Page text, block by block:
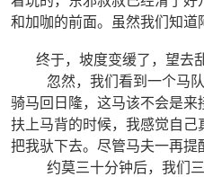
和加咖的前面。虽然我们知
终于，坡度变缓了，望去
忽然，我们看到一个马
骑马回日隆，这马该不会是
扶上马背的时候，我感觉自
把我驮下去。尽管马夫一再
约莫三十分钟后，我们